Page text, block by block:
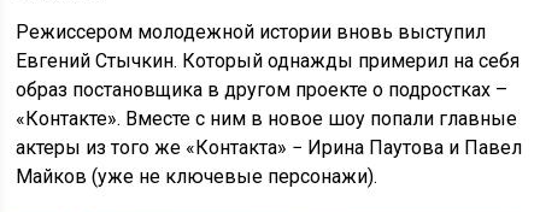
Режиссером молодежной истории вновь выступил
Евгений Стычкин. Который однажды примерил на себя
образ постановщика в другом проекте о подростках –
«Контакте». Вместе с ним в новое шоу попали главные
актеры из того же «Контакта» − Ирина Паутова и Павел
Майков (уже не ключевые персонажи).